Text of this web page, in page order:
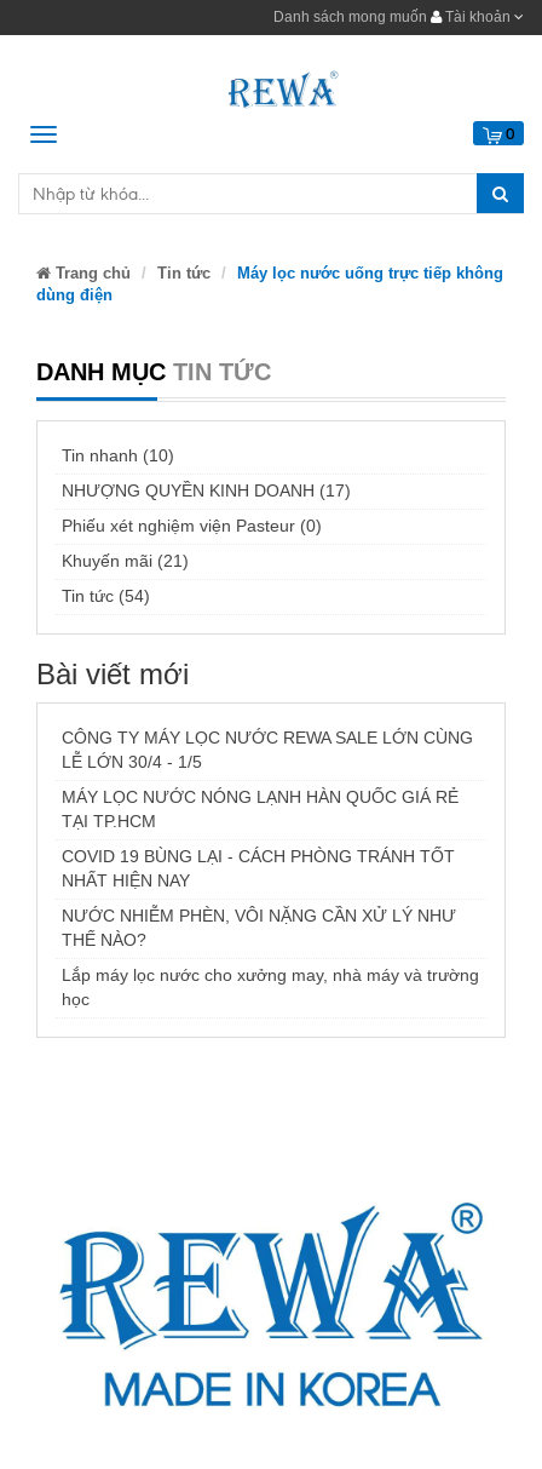
Danh sách mong muốn Tài khoản
Menu 0
Trang chủ Tin tức
Máy lọc nước uống trực tiếp không
dùng điện
DANH MỤC TIN TỨC
Tin nhanh (10)
NHƯỢNG QUYỀN KINH DOANH (17)
Phiếu xét nghiệm viện Pasteur (0)
Khuyến mãi (21)
Tin tức (54)
Bài viết mới
CÔNG TY MÁY LỌC NƯỚC REWA SALE LỚN CÙNG
LỄ LỚN 30/4 - 1/5
MÁY LỌC NƯỚC NÓNG LẠNH HÀN QUỐC GIÁ RẺ
TẠI TP.HCM
COVID 19 BÙNG LẠI - CÁCH PHÒNG TRÁNH TỐT
NHẤT HIỆN NAY
NƯỚC NHIỄM PHÈN, VÔI NẶNG CẦN XỬ LÝ NHƯ
THẾ NÀO?
Lắp máy lọc nước cho xưởng may, nhà máy và trường
học